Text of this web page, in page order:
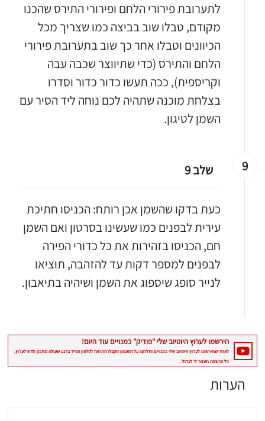
לתערובת פירורי הלחם ופירורי התירס שהכנו
מקודם, טבלו שוב בביצה כמו שצריך מכל
הכיוונים וטבלו אחר כך שוב בתערובת פירורי
הלחם והתירס (כדי שתיווצר שכבה עבה
וקריספית), ככה תעשו כדור כדור וסדרו
בצלחת מוכנה שתהיה לכם נוחה ליד הסיר עם
השמן לטיגון.
9 שלב 9
כעת בדקו שהשמן אכן רותח: הכניסו חתיכת
עירית לבפנים כמו שעשינו בסרטון ואם השמן
חם, הכניסו בזהירות את כל כדורי הפירה
לבפנים למספר דקות עד להזהבה, תוציאו
לנייר סופג שיספוג את השמן ושיהיה בתיאבון.
הערות